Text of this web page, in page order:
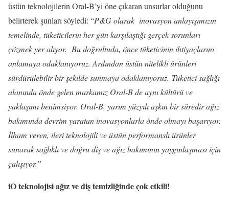
üstün teknolojilerin Oral-B’yi öne çıkaran unsurlar olduğunu
belirterek şunları söyledi: “P&G olarak inovasyon anlayışımızın
temelinde, tüketicilerin her gün karşılaştığı gerçek sorunları
çözmek yer alıyor. Bu doğrultuda, önce tüketicinin ihtiyaçlarını
anlamaya odaklanıyoruz. Ardından üstün nitelikli ürünleri
sürdürülebilir bir şekilde sunmaya odaklanıyoruz. Tüketici sağlığı
alanında önde gelen markamız Oral-B de aynı kültürü ve
yaklaşımı benimsiyor. Oral-B, yarım yüzyılı aşkın bir süredir ağız
bakımında devrim yaratan inovasyonlarla önde olmayı başarıyor.
İlham veren, ileri teknolojili ve üstün performanslı ürünler
sunarak sağlıklı ve doğru diş ve ağız bakımının yaygınlaşması için
çalışıyor.”
iO teknolojisi ağız ve diş temizliğinde çok etkili!